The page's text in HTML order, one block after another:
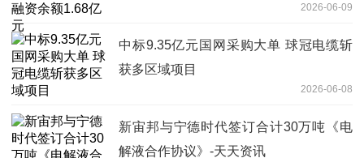
2026-06-09
中标9.35亿元国网采购大单 球冠电缆斩
获多区域项目
2026-06-08
新宙邦与宁德时代签订合计30万吨《电
解液合作协议》-天天资讯